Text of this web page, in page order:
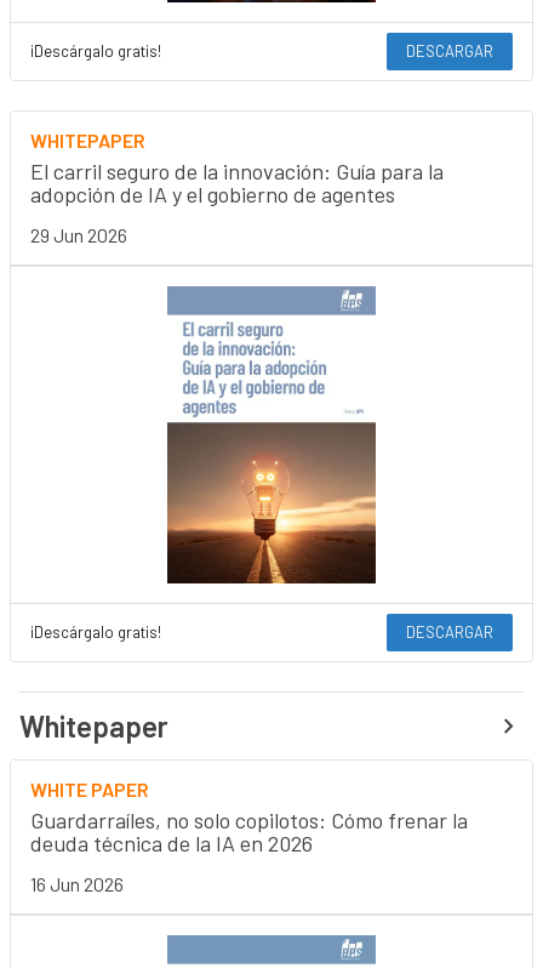
¡Descárgalo gratis! DESCARGAR
WHITEPAPER
El carril seguro de la innovación: Guía para la
adopción de IA y el gobierno de agentes
29 Jun 2026
¡Descárgalo gratis! DESCARGAR
Whitepaper
WHITE PAPER
Guardarraíles, no solo copilotos: Cómo frenar la
deuda técnica de la IA en 2026
16 Jun 2026